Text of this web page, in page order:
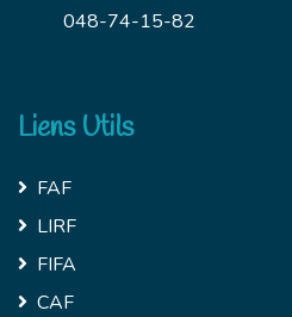
048-74-15-82
Liens Utils
FAF
LIRF
FIFA
CAF